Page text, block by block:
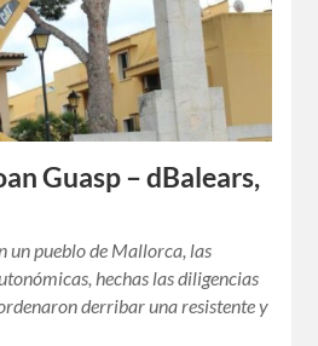
Guasp – dBalears,
un pueblo de Mallorca, las
hechas las diligencias
derribar una resistente y